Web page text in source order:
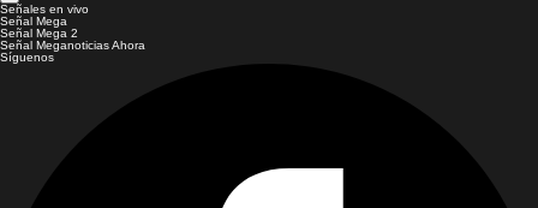
Señales en vivo
Señal Mega
Señal Mega 2
Señal Meganoticias Ahora
Síguenos